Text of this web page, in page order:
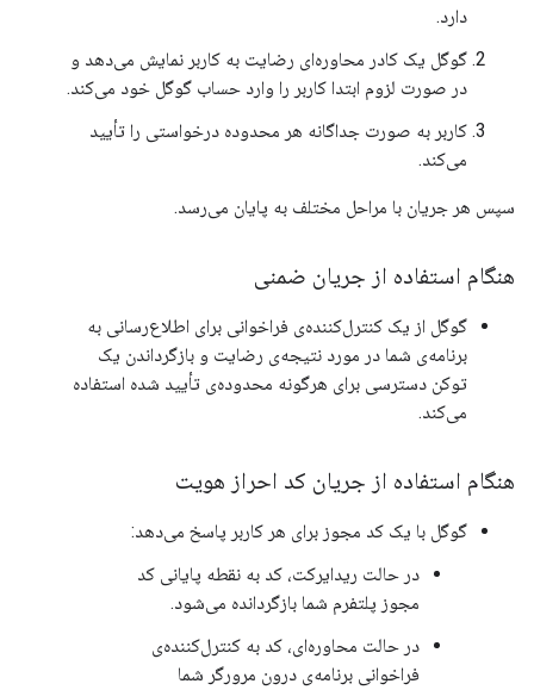
دارد.
گوگل یک کادر محاوره‌ای رضایت به کاربر نمایش می‌دهد و
در صورت لزوم ابتدا کاربر را وارد حساب گوگل خود می‌کند.
کاربر به صورت جداگانه هر محدوده درخواستی را تأیید
می‌کند.
سپس هر جریان با مراحل مختلف به پایان می‌رسد.
هنگام استفاده از جریان ضمنی
گوگل از یک کنترل‌کننده‌ی فراخوانی برای اطلاع‌رسانی به
برنامه‌ی شما در مورد نتیجه‌ی رضایت و بازگرداندن یک
توکن دسترسی برای هرگونه محدوده‌ی تأیید شده استفاده
می‌کند.
هنگام استفاده از جریان کد احراز هویت
گوگل با یک کد مجوز برای هر کاربر پاسخ می‌دهد:
در حالت ریدایرکت، کد به نقطه پایانی کد
مجوز پلتفرم شما بازگردانده می‌شود.
در حالت محاوره‌ای، کد به کنترل‌کننده‌ی
فراخوانی برنامه‌ی درون مرورگر شما